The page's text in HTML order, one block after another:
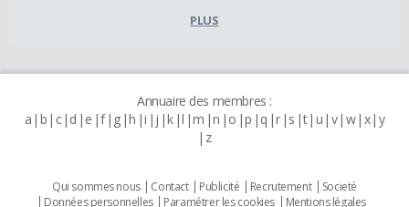
PLUS
Annuaire des membres :
a b c d e f g h i j k l m n o p q r s t u v w x y
z
Qui sommes nous Contact Publicité Recrutement
Societé
Données personnelles
Paramétrer les cookies Mentions légales